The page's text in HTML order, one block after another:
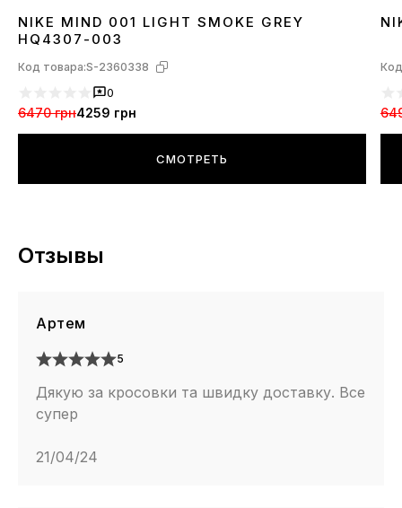
3738 39 40 41 42 43 4445
NIKE MIND 001 LIGHT SMOKE GREY
HQ4307-003
Код товара:S-2360338
0
6470 грн4259 грн
СМОТРЕТЬ
Отзывы
Артем
5
Дякую за кросовки та швидку доставку. Все
супер
21/04/24